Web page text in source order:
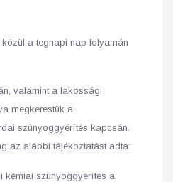
a tegnapi nap folyamán
valamint a lakossági
megkerestük a
szúnyoggyérítés kapcsán.
az alábbi tájékoztatást adta:
kémiai szúnyoggyérítés a